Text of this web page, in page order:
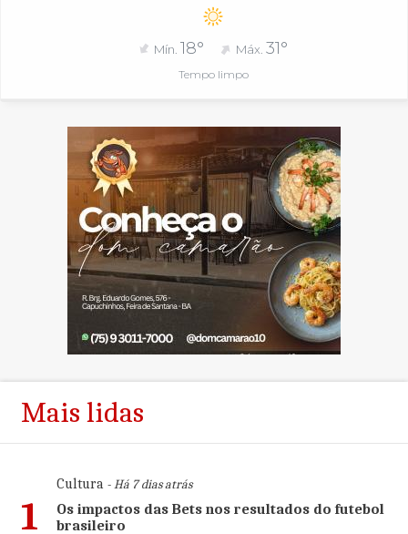
Mín. 18° Máx.31°
Tempo limpo
Mais lidas
1
Cultura- Há 7 dias atrás
Os impactos das Bets nos resultados do futebol
brasileiro